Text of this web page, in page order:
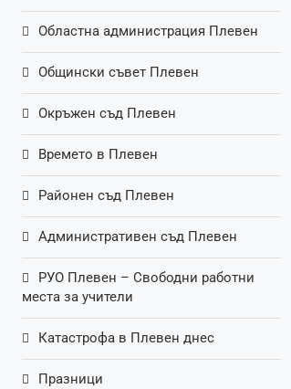
Областна администрация Плевен
Общински съвет Плевен
Окръжен съд Плевен
Времето в Плевен
Районен съд Плевен
Административен съд Плевен
РУО Плевен – Свободни работни
места за учители
Катастрофа в Плевен днес
Празници